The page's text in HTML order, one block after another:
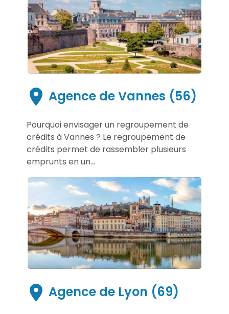
Agence de Vannes (56)
Pourquoi envisager un regroupement de
crédits à Vannes ? Le regroupement de
crédits permet de rassembler plusieurs
emprunts en un...
Agence de Lyon (69)